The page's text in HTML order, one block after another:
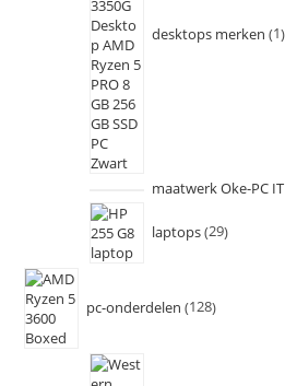
desktops merken 1
maatwerk Oke-PC IT
laptops 29
pc-onderdelen 128